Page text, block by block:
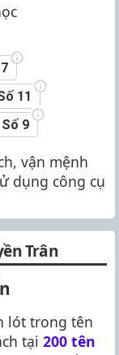
11
Số 9
vận mệnh
dụng công cụ
Trân
lót trong tên
tại 200 tên